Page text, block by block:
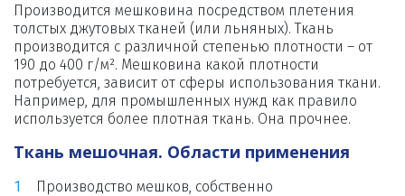
Производится мешковина посредством плетения
толстых джутовых тканей (или льняных). Ткань
производится с различной степенью плотности – от
190 до 400 г/м². Мешковина какой плотности
потребуется, зависит от сферы использования ткани.
Например, для промышленных нужд как правило
используется более плотная ткань. Она прочнее.
Ткань мешочная. Области применения
Производство мешков, собственно